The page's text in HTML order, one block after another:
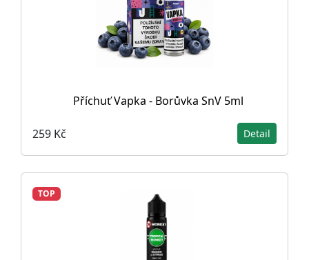
Příchuť Vapka - Borůvka SnV 5ml
259 Kč Detail
TOP